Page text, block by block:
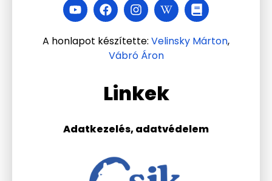
Linkek
Adatkezelés, adatvédelem
A honlapot készítette: Velinsky Márton,
Vábró Áron